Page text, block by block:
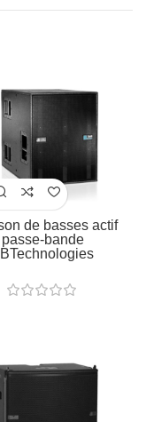
de basses actif
passe-bande